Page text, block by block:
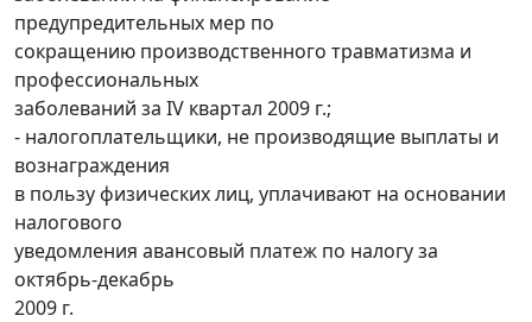
предупредительных мер по
сокращению производственного травматизма и
профессиональных
заболеваний за IV квартал 2009 г.;
- налогоплательщики, не производящие выплаты и
вознаграждения
в пользу физических лиц, уплачивают на основании
налогового
уведомления авансовый платеж по налогу за
октябрь-декабрь
2009 г.